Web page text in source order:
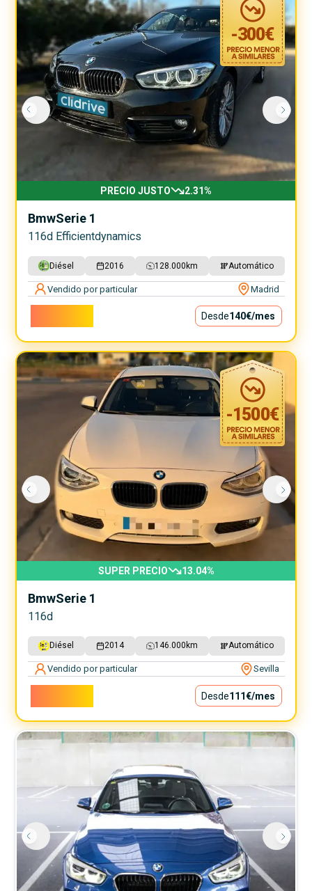
-300€
PRECIO JUSTO 2.31%
BmwSerie 1
116d Efficientdynamics
Diésel 2016 128.000 km Automático
Vendido por particular Madrid
Desde140€/mes
-1500€
SUPER PRECIO 13.04%
BmwSerie 1
116d
Diésel 2014 146.000 km Automático
Vendido por particular Sevilla
Desde111€/mes